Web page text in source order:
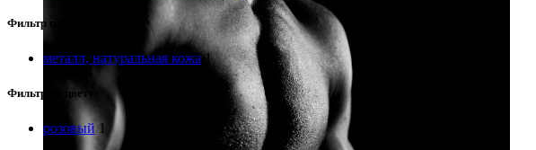
Фильтр по материалу
металл, натуральная кожа 1
Фильтр по цвету
розовый 1